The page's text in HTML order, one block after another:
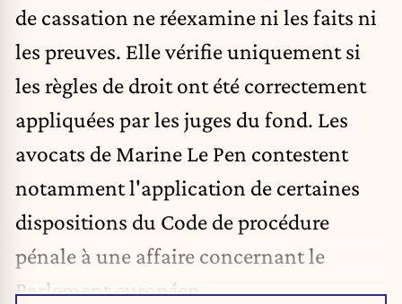
de cassation ne réexamine ni les faits ni
les preuves. Elle vérifie uniquement si
les règles de droit ont été correctement
appliquées par les juges du fond. Les
avocats de Marine Le Pen contestent
notamment l'application de certaines
dispositions du Code de procédure
pénale à une affaire concernant le
Parlement européen.